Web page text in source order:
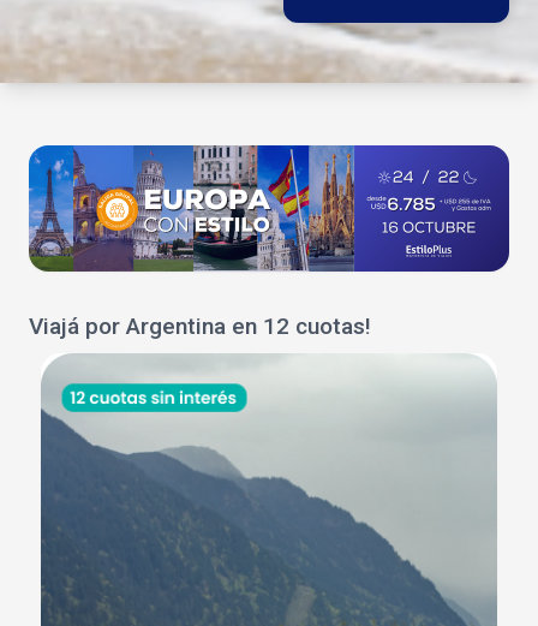
Viajá por Argentina en 12 cuotas!